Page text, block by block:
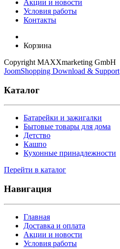
Акции и новости
Условия работы
Контакты
Корзина
Copyright MAXXmarketing GmbH
JoomShopping Download & Support
Каталог
Батарейки и зажигалки
Бытовые товары для дома
Детство
Кашпо
Кухонные принадлежности
Перейти в каталог
Навигация
Главная
Доставка и оплата
Акции и новости
Условия работы